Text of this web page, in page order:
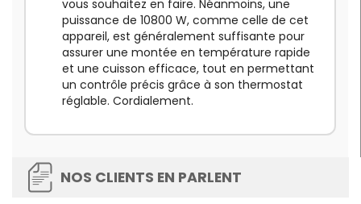
vous souhaitez en faire. Néanmoins, une
puissance de 10800 W, comme celle de cet
appareil, est généralement suffisante pour
assurer une montée en température rapide
et une cuisson efficace, tout en permettant
un contrôle précis grâce à son thermostat
réglable. Cordialement.
NOS CLIENTS EN PARLENT